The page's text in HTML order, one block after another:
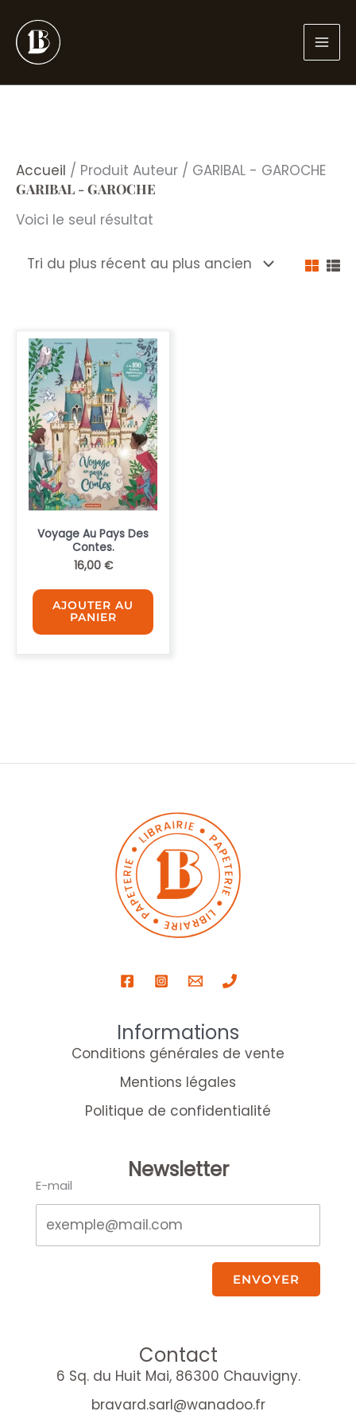
au
contenu
Accueil / Produit Auteur / GARIBAL - GAROCHE
GARIBAL - GAROCHE
Voici le seul résultat
Voyage Au Pays Des
Contes.
16,00 €
AJOUTER AU
PANIER
Informations
Conditions générales de vente
Mentions légales
Politique de confidentialité
Newsletter
E-mail
ENVOYER
Contact
6 Sq. du Huit Mai, 86300 Chauvigny.
bravard.sarl@wanadoo.fr